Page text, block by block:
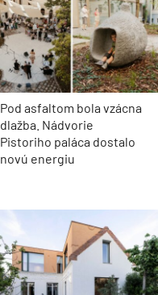
Pod asfaltom bola vzácna
dlažba. Nádvorie
Pistoriho paláca dostalo
novú energiu